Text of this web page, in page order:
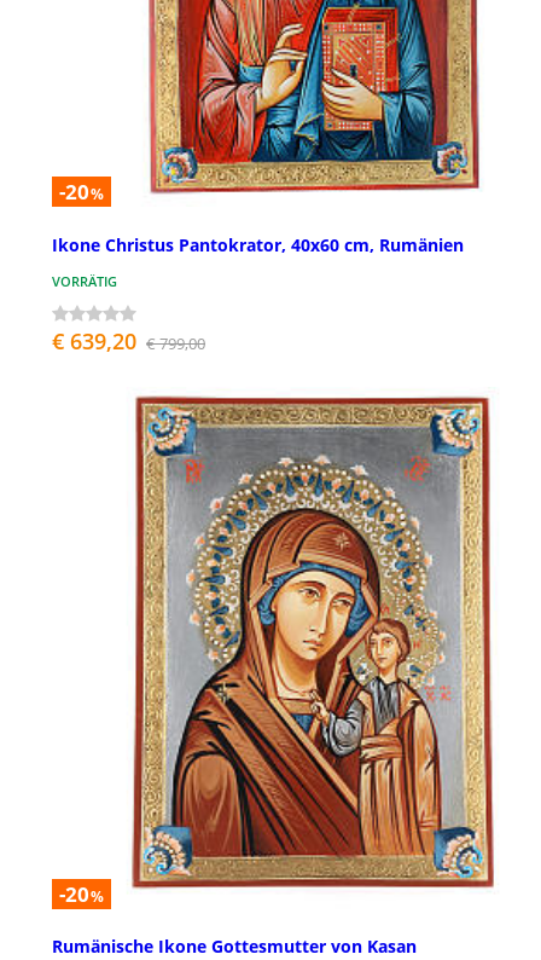
-20%
Ikone Christus Pantokrator, 40x60 cm, Rumänien
VORRÄTIG
€ 639,20 € 799,00
-20%
Rumänische Ikone Gottesmutter von Kasan